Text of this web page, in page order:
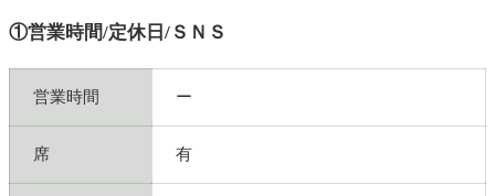
①営業時間/定休日/ＳＮＳ
営業時間 ー
席 有